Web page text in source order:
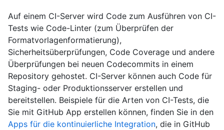
Auf einem CI-Server wird Code zum Ausführen von CI-
Tests wie Code-Linter (zum Überprüfen der
Formatvorlagenformatierung),
Sicherheitsüberprüfungen, Code Coverage und andere
Überprüfungen bei neuen Codecommits in einem
Repository gehostet. CI-Server können auch Code für
Staging- oder Produktionsserver erstellen und
bereitstellen. Beispiele für die Arten von CI-Tests, die
Sie mit GitHub App erstellen können, finden Sie in den
Apps für die kontinuierliche Integration, die in GitHub